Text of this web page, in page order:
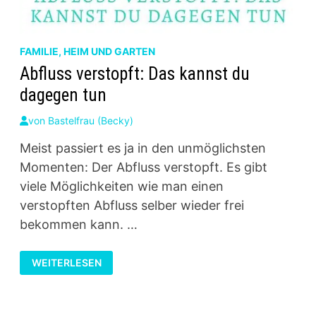
FAMILIE, HEIM UND GARTEN
Abfluss verstopft: Das kannst du
dagegen tun
von Bastelfrau (Becky)
Meist passiert es ja in den unmöglichsten
Momenten: Der Abfluss verstopft. Es gibt
viele Möglichkeiten wie man einen
verstopften Abfluss selber wieder frei
bekommen kann. …
ABFLUSS
VERSTOPFT:
DAS
WEITERLESEN